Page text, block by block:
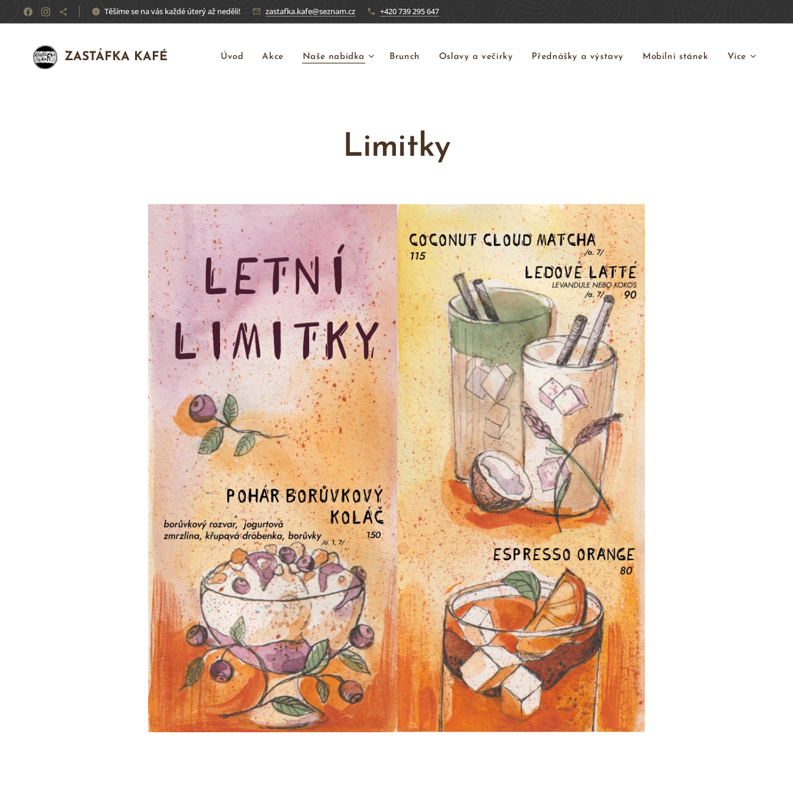
Těšíme se na vás každé úterý až neděli! zastafka.kafe@seznam.cz +420 739 295 647
ZASTÁFKA KAFÉ Úvod Akce Naše nabídka Brunch Oslavy a večírky Přednášky a výstavy Mobilní stánek Více
Limitky